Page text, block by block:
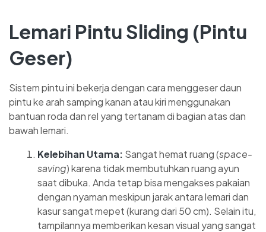
Lemari Pintu Sliding (Pintu
Geser)
Sistem pintu ini bekerja dengan cara menggeser daun
pintu ke arah samping kanan atau kiri menggunakan
bantuan roda dan rel yang tertanam di bagian atas dan
bawah lemari.
Kelebihan Utama: Sangat hemat ruang (space-
saving) karena tidak membutuhkan ruang ayun
saat dibuka. Anda tetap bisa mengakses pakaian
dengan nyaman meskipun jarak antara lemari dan
kasur sangat mepet (kurang dari 50 cm). Selain itu,
tampilannya memberikan kesan visual yang sangat